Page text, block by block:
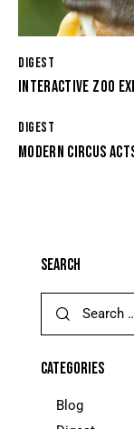
DIGEST
INTERACTIVE ZOO
DIGEST
MODERN CIRCUS
SEARCH
CATEGORIES
Blog